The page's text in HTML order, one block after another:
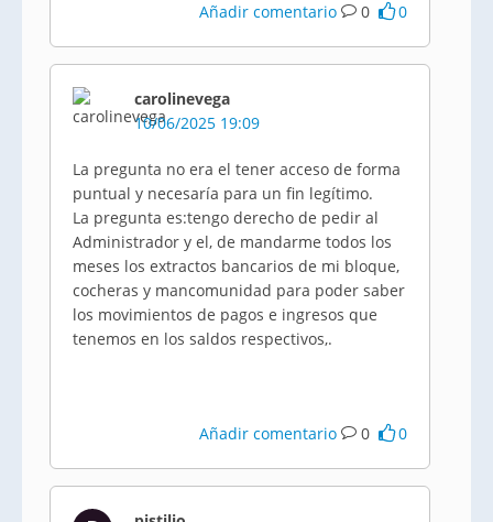
Añadir comentario 0 0
carolinevega
10/06/2025 19:09
La pregunta no era el tener acceso de forma
puntual y necesaría para un fin legítimo.
La pregunta es:tengo derecho de pedir al
Administrador y el, de mandarme todos los
meses los extractos bancarios de mi bloque,
cocheras y mancomunidad para poder saber
los movimientos de pagos e ingresos que
tenemos en los saldos respectivos,.
Añadir comentario 0 0